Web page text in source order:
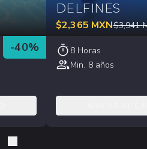
-40%
DELFINES
$2,365 MXN$3,941
8 Horas
Min. 8 años